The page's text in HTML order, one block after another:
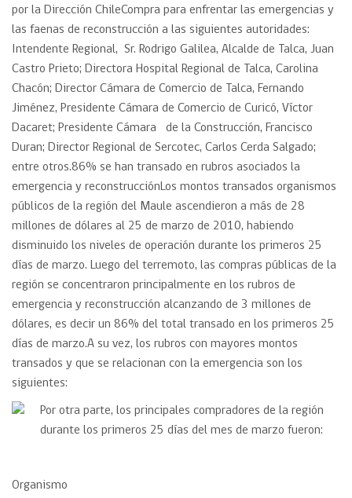
por la Dirección ChileCompra para enfrentar las emergencias y
las faenas de reconstrucción a las siguientes autoridades:
Intendente Regional, Sr. Rodrigo Galilea, Alcalde de Talca, Juan
Castro Prieto; Directora Hospital Regional de Talca, Carolina
Chacón; Director Cámara de Comercio de Talca, Fernando
Jiménez, Presidente Cámara de Comercio de Curicó, Víctor
Dacaret; Presidente Cámara de la Construcción, Francisco
Duran; Director Regional de Sercotec, Carlos Cerda Salgado;
entre otros.86% se han transado en rubros asociados la
emergencia y reconstrucciónLos montos transados organismos
públicos de la región del Maule ascendieron a más de 28
millones de dólares al 25 de marzo de 2010, habiendo
disminuido los niveles de operación durante los primeros 25
días de marzo. Luego del terremoto, las compras públicas de la
región se concentraron principalmente en los rubros de
emergencia y reconstrucción alcanzando de 3 millones de
dólares, es decir un 86% del total transado en los primeros 25
días de marzo.A su vez, los rubros con mayores montos
transados y que se relacionan con la emergencia son los
siguientes:
Por otra parte, los principales compradores de la región
durante los primeros 25 días del mes de marzo fueron:
Organismo